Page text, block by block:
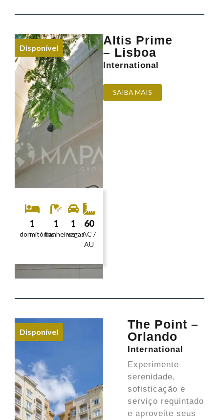
Disponível
1
dormitórios
1
banheiros
1
vagas
60
AC /
AU
Altis Prime
– Lisboa
International
SAIBA MAIS
Disponível
The Point –
Orlando
International
Experimente
serenidade,
sofisticação e
serviço requintado
e aproveite seus